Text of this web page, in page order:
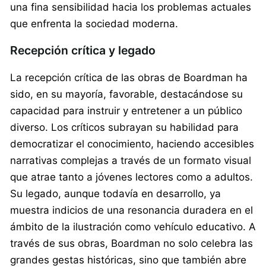
una fina sensibilidad hacia los problemas actuales
que enfrenta la sociedad moderna.
Recepción crítica y legado
La recepción crítica de las obras de Boardman ha
sido, en su mayoría, favorable, destacándose su
capacidad para instruir y entretener a un público
diverso. Los críticos subrayan su habilidad para
democratizar el conocimiento, haciendo accesibles
narrativas complejas a través de un formato visual
que atrae tanto a jóvenes lectores como a adultos.
Su legado, aunque todavía en desarrollo, ya
muestra indicios de una resonancia duradera en el
ámbito de la ilustración como vehículo educativo. A
través de sus obras, Boardman no solo celebra las
grandes gestas históricas, sino que también abre